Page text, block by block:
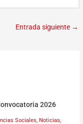
Entrada siguiente →
2026
Sociales, Noticias,